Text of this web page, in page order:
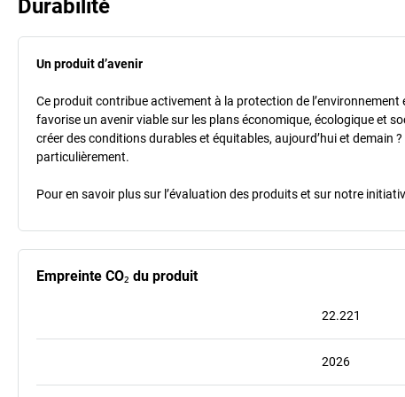
Durabilité
Un produit d’avenir
Ce produit contribue activement à la protection de
favorise un avenir viable sur les plans économique, écologique et
créer des conditions durables et équitables, aujourd’hui et demain
particulièrement.
Pour en savoir plus sur l’évaluation des produits et sur notre
Empreinte CO₂ du produit
22.221
2026